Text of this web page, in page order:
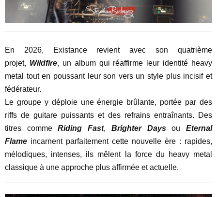
En 2026, Existance revient avec son quatrième
projet, Wildfire, un album qui réaffirme leur identité heavy
metal tout en poussant leur son vers un style plus incisif et
fédérateur.
Le groupe y déploie une énergie brûlante, portée par des
riffs de guitare puissants et des refrains entraînants. Des
titres commeRiding Fast, Brighter Days ouEternal
Flame incarnent parfaitement cette nouvelle ère : rapides,
mélodiques, intenses, ils mêlent la force du heavy metal
classique à une approche plus affirmée et actuelle.